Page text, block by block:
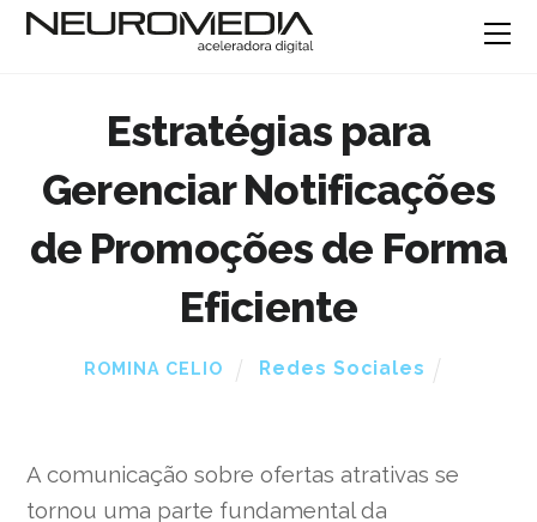
Estratégias para
Gerenciar Notificações
de Promoções de Forma
Eficiente
ROMINA CELIO Redes Sociales
A comunicação sobre ofertas atrativas se
tornou uma parte fundamental da